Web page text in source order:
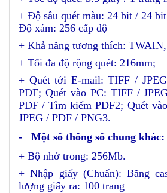
+ Độ sâu quét màu: 24 bit / 24
Độ xám: 256 cấp độ
+ Khả năng tương thích:
+ Tối đa độ rộng quét: 216mm;
+ Quét tới E-mail: TIFF /
PDF; Quét vào PC: TIFF /
PDF / Tìm kiếm PDF2; Quét
JPEG / PDF / PNG3.
- Một số thông số chung khác:
+ Bộ nhớ trong: 256Mb.
+ Nhập giấy (Chuẩn): Băng
lượng giấy ra: 100 trang